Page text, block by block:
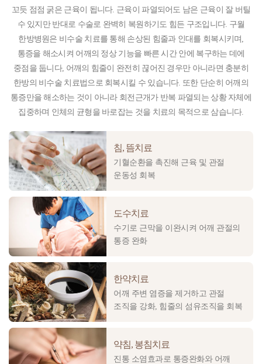
꼬듯 점점 굵은 근육이 됩니다. 근육이 파열되어도 남은 근육이 잘 버틸
수 있지만 반대로 수술로 완벽히 복원하기도 힘든 구조입니다. 구월
한방병원은 비수술 치료를 통해 손상된 힘줄과 인대를 회복시키며,
통증을 해소시켜 어깨의 정상 기능을 빠른 시간 안에 복구하는 데에
중점을 둡니다, 어깨의 힘줄이 완전히 끊어진 경우만 아니라면 충분히
한방의 비수술 치료법으로 회복시킬 수 있습니다. 또한 단순히 어깨의
통증만을 해소하는 것이 아니라 회전근개가 반복 파열되는 상황 자체에
집중하며 인체의 균형을 바로잡는 것을 치료의 목적으로 삼습니다.
침, 뜸치료
기혈순환을 촉진해 근육 및 관절
운동성 회복
도수치료
수기로 근막을 이완시켜 어깨 관절의
통증 완화
한약치료
어깨 주변 염증을 제거하고 관절
조직을 강화, 힘줄의 섬유조직을 회복
약침, 봉침치료
진통 소염효과로 통증완화와 어깨